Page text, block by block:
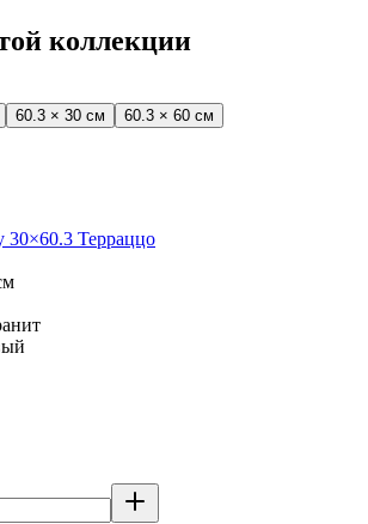
коллекции
60.3 × 30 см 60.3 × 60 см
30×60.3 Терраццо